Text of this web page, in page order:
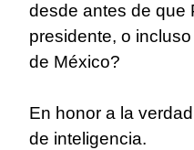
desde antes de que
presidente, o
de México?
En honor a la
de inteligencia.